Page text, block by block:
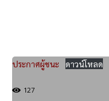
ประกาศผู้ชนะ ดาวน์โหลด
127